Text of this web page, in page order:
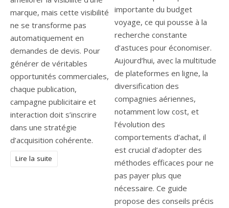
marque, mais cette visibilité
ne se transforme pas
automatiquement en
demandes de devis. Pour
générer de véritables
opportunités commerciales,
chaque publication,
campagne publicitaire et
interaction doit s’inscrire
dans une stratégie
d’acquisition cohérente.
Lire la suite
importante du budget
voyage, ce qui pousse à la
recherche constante
d’astuces pour économiser.
Aujourd’hui, avec la multitude
de plateformes en ligne, la
diversification des
compagnies aériennes,
notamment low cost, et
l’évolution des
comportements d’achat, il
est crucial d’adopter des
méthodes efficaces pour ne
pas payer plus que
nécessaire. Ce guide
propose des conseils précis